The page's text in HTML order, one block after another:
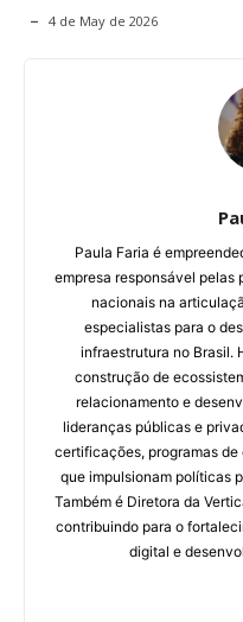
4 de May de 2026
Paula Faria é
empresa responsável pelas
nacionais na
especialistas para o
infraestrutura no Brasil.
construção de
relacionamento e
lideranças públicas e
certificações, programas
que impulsionam políticas
Também é Diretora da
contribuindo para o
digital e